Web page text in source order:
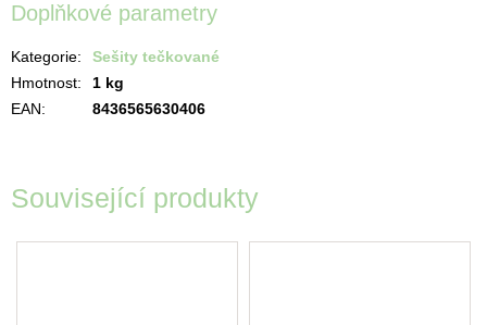
Související produkty
Doplňkové parametry
Kategorie:
Sešity tečkované
Hmotnost:
1 kg
EAN: 8436565630406